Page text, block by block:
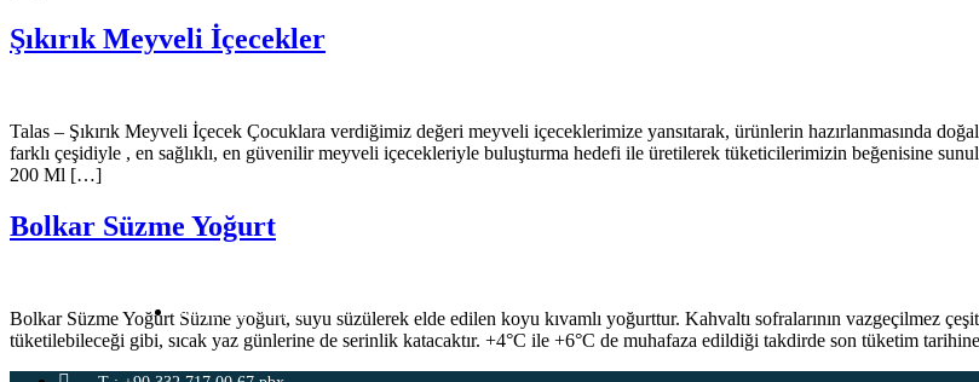
Şıkırık Meyveli İçecekler
Talas – Şıkırık Meyveli İçecek Çocuklara verdiğimiz değeri meyveli içeceklerimize yansıtarak, ürünlerin hazırlanmasında doğal
farklı çeşidiyle , en sağlıklı, en güvenilir meyveli içecekleriyle buluşturma hedefi ile üretilerek tüketicilerimizin beğenisine
200 Ml […]
Bolkar Süzme Yoğurt
Bolkar Süzme Yoğurt Süzme yoğurt, suyu süzülerek elde edilen koyu kıvamlı yoğurttur. Kahvaltı sofralarının vazgeçilmez
tüketilebileceği gibi, sıcak yaz günlerine de serinlik katacaktır. +4°C ile +6°C de muhafaza edildiği takdirde son tüketim
Süt ve Süt Ürünleri